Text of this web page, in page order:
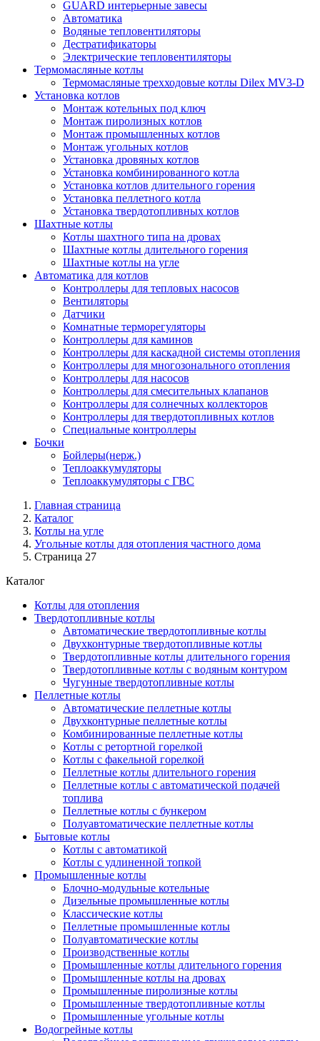
GUARD интерьерные завесы
Автоматика
Водяные тепловентиляторы
Дестратификаторы
Электрические тепловентиляторы
Термомасляные котлы
Термомасляные трехходовые котлы Dilex MV3-D
Установка котлов
Монтаж котельных под ключ
Монтаж пиролизных котлов
Монтаж промышленных котлов
Монтаж угольных котлов
Установка дровяных котлов
Установка комбинированного котла
Установка котлов длительного горения
Установка пеллетного котла
Установка твердотопливных котлов
Шахтные котлы
Котлы шахтного типа на дровах
Шахтные котлы длительного горения
Шахтные котлы на угле
Автоматика для котлов
Контроллеры для тепловых насосов
Вентиляторы
Датчики
Комнатные терморегуляторы
Контроллеры для каминов
Контроллеры для каскадной системы отопления
Контроллеры для многозонального отопления
Контроллеры для насосов
Контроллеры для смесительных клапанов
Контроллеры для солнечных коллекторов
Контроллеры для твердотопливных котлов
Специальные контроллеры
Бочки
Бойлеры(нерж.)
Теплоаккумуляторы
Теплоаккумуляторы с ГВС
Главная страница
Каталог
Котлы на угле
Угольные котлы для отопления частного дома
Страница 27
Каталог
Котлы для отопления
Твердотопливные котлы
Автоматические твердотопливные котлы
Двухконтурные твердотопливные котлы
Твердотопливные котлы длительного горения
Твердотопливные котлы с водяным контуром
Чугунные твердотопливные котлы
Пеллетные котлы
Автоматические пеллетные котлы
Двухконтурные пеллетные котлы
Комбинированные пеллетные котлы
Котлы с ретортной горелкой
Котлы с факельной горелкой
Пеллетные котлы длительного горения
Пеллетные котлы с автоматической подачей
топлива
Пеллетные котлы с бункером
Полуавтоматические пеллетные котлы
Бытовые котлы
Котлы с автоматикой
Котлы с удлиненной топкой
Промышленные котлы
Блочно-модульные котельные
Дизельные промышленные котлы
Классические котлы
Пеллетные промышленные котлы
Полуавтоматические котлы
Производственные котлы
Промышленные котлы длительного горения
Промышленные котлы на дровах
Промышленные пиролизные котлы
Промышленные твердотопливные котлы
Промышленные угольные котлы
Водогрейные котлы